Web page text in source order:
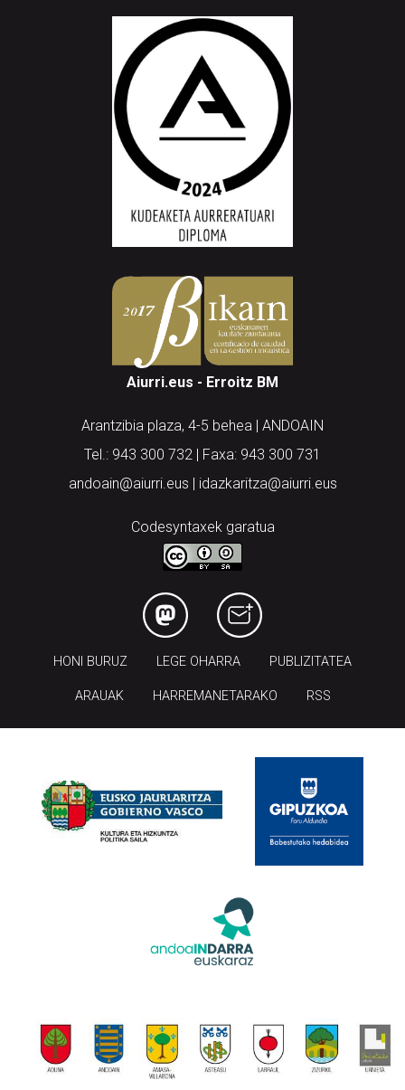
Aiurri.eus - Erroitz BM
Arantzibia plaza, 4-5 behea | ANDOAIN
Tel.: 943 300 732 | Faxa: 943 300 731
andoain@aiurri.eus | idazkaritza@aiurri.eus
Codesyntaxek garatua
HONI BURUZ LEGE OHARRA PUBLIZITATEA
ARAUAK HARREMANETARAKO RSS